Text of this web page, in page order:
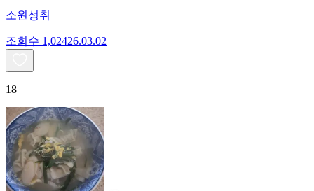
소원성취
조회수 1,02426.03.02
18